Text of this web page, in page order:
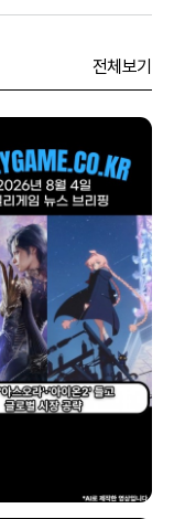
전체보기